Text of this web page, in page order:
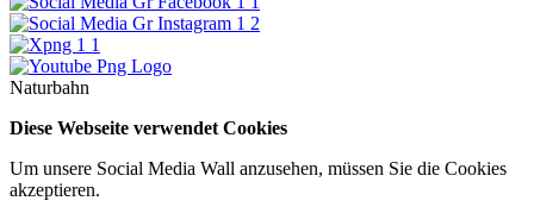
Naturbahn
Diese Webseite verwendet Cookies
Um unsere Social Media Wall anzusehen, müssen Sie die Cookies
akzeptieren.